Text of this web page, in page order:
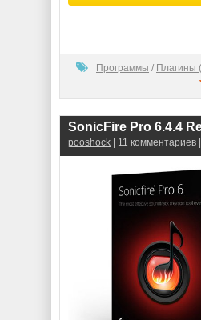
Программы / Плагины
SonicFire Pro 6.4.4
pooshock | 11